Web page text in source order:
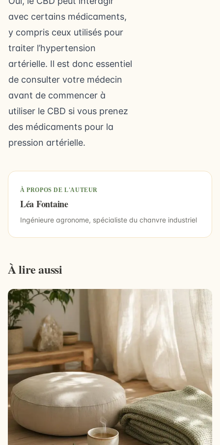
avec certains médicaments,
y compris ceux utilisés pour
traiter l’hypertension
artérielle. Il est donc essentiel
de consulter votre médecin
avant de commencer à
utiliser le CBD si vous prenez
des médicaments pour la
pression artérielle.
À PROPOS DE L'AUTEUR
Léa Fontaine
Ingénieure agronome, spécialiste du chanvre industriel
À lire aussi